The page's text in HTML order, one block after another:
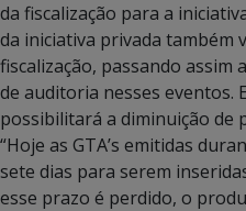
da fiscalização para a
da iniciativa privada também
fiscalização, passando assim
de auditoria nesses eventos.
possibilitará a diminuição de
“Hoje as GTA’s emitidas
sete dias para serem
esse prazo é perdido, o